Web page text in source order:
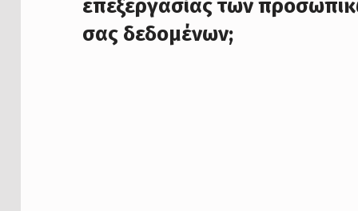
επεξεργασίας των
σας δεδομένων;